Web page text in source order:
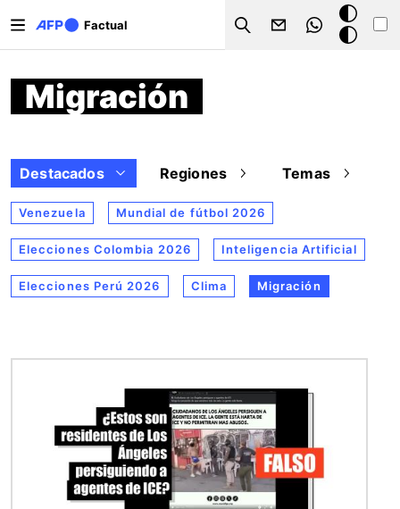
Factual
Search
Modo
oscuro
Migración
Destacados Regiones Temas
Venezuela Mundial de fútbol 2026
Elecciones Colombia 2026 Inteligencia Artificial
Elecciones Perú 2026 Clima Migración